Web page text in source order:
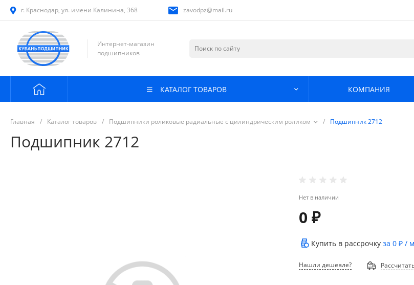
г. Краснодар, ул. имени Калинина, 368 zavodpz@mail.ru
Интернет-магазин
подшипников
КАТАЛОГ ТОВАРОВ КОМПАНИЯ
Главная / Каталог товаров / Подшипники роликовые радиальные с цилиндрическим роликом / Подшипник 2712
Подшипник 2712
Нет в наличии
0 ₽
Купить в рассрочкуза0 ₽ /
Нашли дешевле?